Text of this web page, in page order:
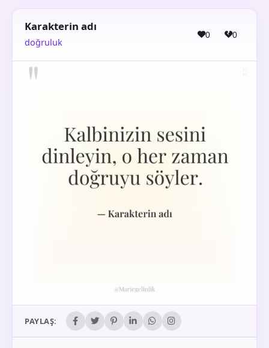
Karakterin adı
doğruluk
0 0
PAYLAŞ: